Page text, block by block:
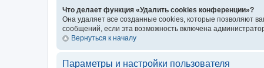
Что делает функция «Удалить cookies конференции»?
Она удаляет все созданные cookies, которые позволяют
сообщений, если эта возможность включена
Вернуться к началу
Параметры и настройки пользователя